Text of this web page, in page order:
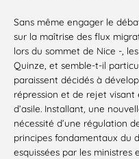
Sans même engager le
sur la maîtrise des flux
lors du sommet de Nice -,
Quinze, et semble-t-il
paraissent décidés à
répression et de rejet
d’asile. Installant, une
nécessité d’une régulation
principes fondamentaux du
esquissées par les ministres